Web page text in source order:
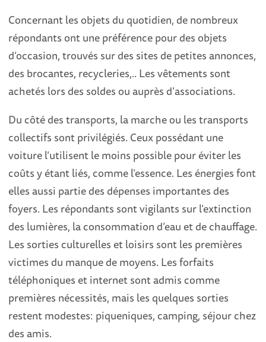
Concernant les objets du quotidien, de nombreux
répondants ont une préférence pour des objets
d’occasion, trouvés sur des sites de petites annonces,
des brocantes, recycleries,.. Les vêtements sont
achetés lors des soldes ou auprès d’associations.
Du côté des transports, la marche ou les transports
collectifs sont privilégiés. Ceux possédant une
voiture l’utilisent le moins possible pour éviter les
coûts y étant liés, comme l’essence. Les énergies font
elles aussi partie des dépenses importantes des
foyers. Les répondants sont vigilants sur l’extinction
des lumières, la consommation d’eau et de chauffage.
Les sorties culturelles et loisirs sont les premières
victimes du manque de moyens. Les forfaits
téléphoniques et internet sont admis comme
premières nécessités, mais les quelques sorties
restent modestes: piqueniques, camping, séjour chez
des amis.